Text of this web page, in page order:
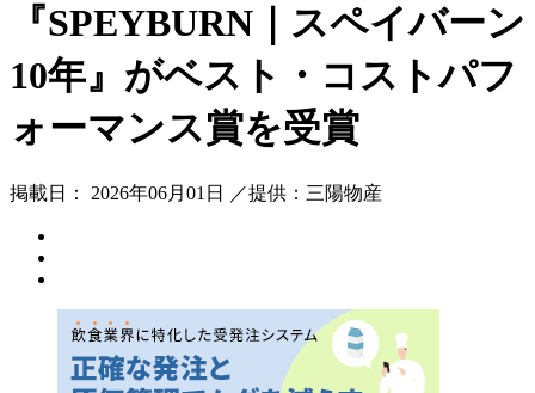
『SPEYBURN｜スペイバーン
10年』がベスト・コストパフ
ォーマンス賞を受賞
掲載日： 2026年06月01日 ／提供：三陽物産